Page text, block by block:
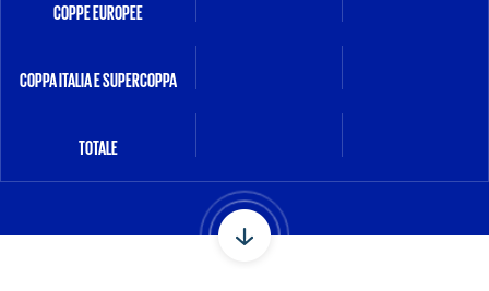
COPPE EUROPEE
COPPA ITALIA E SUPERCOPPA
TOTALE